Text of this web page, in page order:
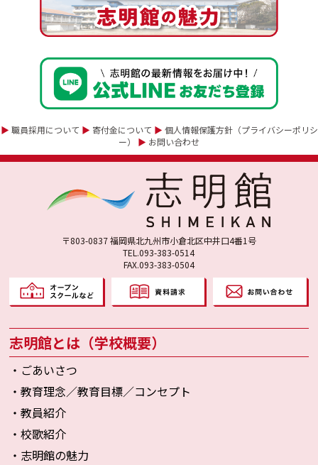
▶ 職員採用について ▶ 寄付金について ▶ 個人情報保護方針（プライバシーポリシ
ー）
▶ お問い合わせ
〒803-0837 福岡県北九州市小倉北区中井口4番1号
TEL.093-383-0514
FAX.093-383-0504
志明館とは（学校概要）
・ごあいさつ
・教育理念／教育目標／コンセプト
・教員紹介
・校歌紹介
・志明館の魅力